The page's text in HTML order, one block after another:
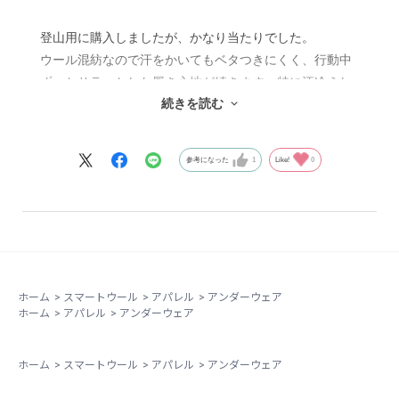
登山用に購入しましたが、かなり当たりでした。
ウール混紡なので汗をかいてもベタつきにくく、行動中
ずっとサラッとした履き心地が続きます。特に汗冷えし
にくいのがありがたいポイント。
く、長時間歩いてもストレスなし。乾きも早いので連泊
の山行でも使いやすいです。
す。
る一枚です。
続きを読む
参考になった 1 Like! 0
ホーム > スマートウール > アパレル > アンダーウェア
ホーム > アパレル > アンダーウェア
ホーム > スマートウール > アパレル > アンダーウェア